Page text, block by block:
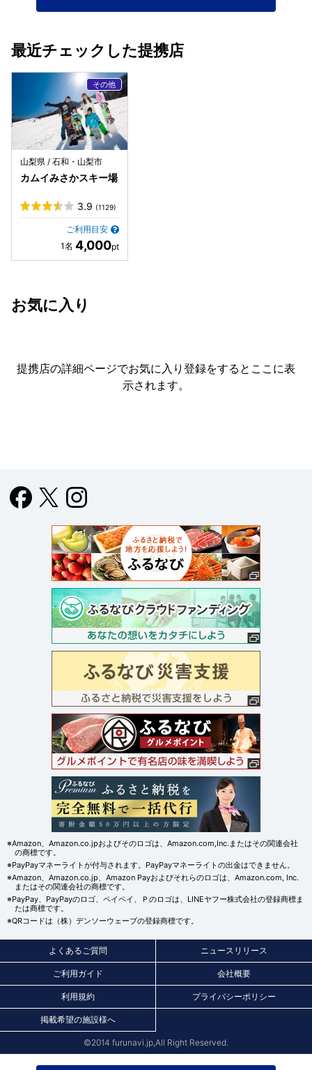
最近チェックした提携店
山梨県 / 石和・山梨市
カムイみさかスキー場
3.9 (1129)
ご利用目安
4,000
お気に入り
提携店の詳細ページでお気に入り登録をすると ここに表
示されます。
※Amazon、Amazon.co.jpおよびそのロゴは、Amazon.com,Inc.またはその関連会社
の商標です。
※PayPayマネーライトが付与されます。PayPayマネーライトの出金はできません。
※Amazon、Amazon.co.jp、Amazon Payおよびそれらのロゴは、Amazon.com, Inc.
またはその関連会社の商標です。
※PayPay、PayPayのロゴ、ペイペイ、Ｐのロゴは、LINEヤフー株式会社の登録商標ま
たは商標です。
※QRコードは（株）デンソーウェーブの登録商標です。
よくあるご質問 ニュースリリース
ご利用ガイド 会社概要
利用規約 プライバシーポリシー
掲載希望の施設様へ
©2014 furunavi.jp,All Right Reserved.